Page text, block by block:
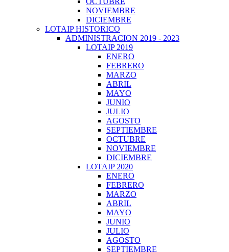
NOVIEMBRE
DICIEMBRE
LOTAIP HISTORICO
ADMINISTRACION 2019 - 2023
LOTAIP 2019
ENERO
FEBRERO
MARZO
ABRIL
MAYO
JUNIO
JULIO
AGOSTO
SEPTIEMBRE
OCTUBRE
NOVIEMBRE
DICIEMBRE
LOTAIP 2020
ENERO
FEBRERO
MARZO
ABRIL
MAYO
JUNIO
JULIO
AGOSTO
SEPTIEMBRE